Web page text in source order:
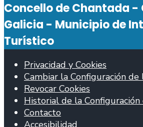
de
búsqueda
Concello de Chantada -
Galicia - Municipio de
Turístico
Privacidad y Cookies
Cambiar la Configuración de
Revocar Cookies
Historial de la Configuración
Contacto
Accesibilidad